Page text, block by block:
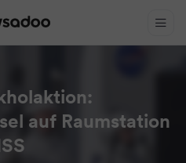
auf Raumstation